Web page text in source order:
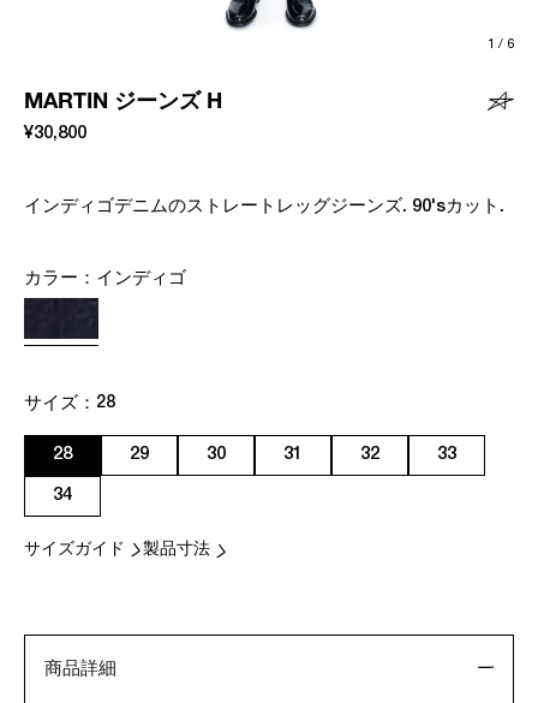
1 / 6
MARTIN ジーンズ H
¥30,800
インディゴデニムのストレートレッグジーンズ. 90'sカット.
カラー： インディゴ
サイズ： 28
28 29 30 31 32 33
34
サイズガイド 製品寸法
商品詳細